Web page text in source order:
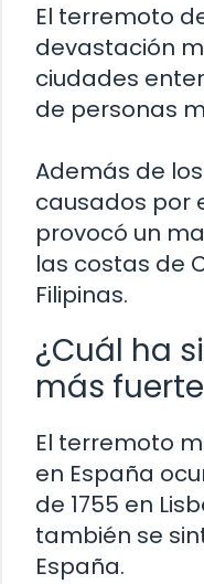
El terremoto
devastación
ciudades
de personas
Además de
causados por
provocó un
las costas de
Filipinas.
¿Cuál ha
más
El terremoto
en España
de 1755 en
también se
España.